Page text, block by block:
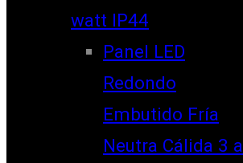
watt IP44
Panel LED
Redondo
Embutido Fría
Neutra Cálida 3 a